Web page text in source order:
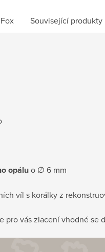
Související produkty
opáluo ∅ 6 mm
víl s korálky z
pro vás zlacení vhodné se